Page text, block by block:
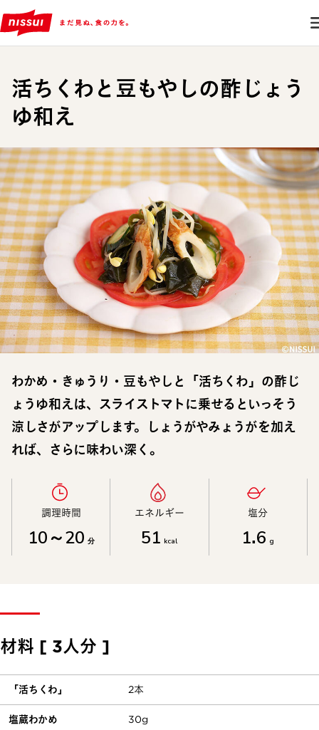
活ちくわと豆もやしの酢じょう
ゆ和え
わかめ・きゅうり・豆もやしと「活ちくわ」の酢じ
ょうゆ和えは、スライストマトに乗せるといっそう
涼しさがアップします。しょうがやみょうがを加え
れば、さらに味わい深く。
調理時間​
10～20 分
エネルギー​
51 kcal
塩分​
1.6 g
材料 [ 3人分 ]
「活ちくわ」 2本
塩蔵わかめ 30g